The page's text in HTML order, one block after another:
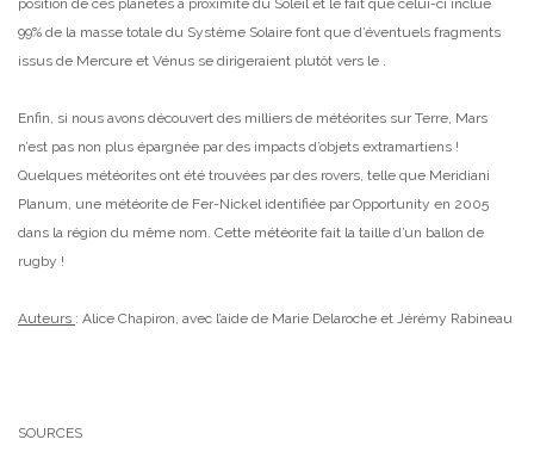
position de ces planètes à proximité du Soleil et le fait que celui-ci inclue
99% de la masse totale du Système Solaire font que d’éventuels fragments
issus de Mercure et Vénus se dirigeraient plutôt vers le .
Enfin, si nous avons découvert des milliers de météorites sur Terre, Mars
n’est pas non plus épargnée par des impacts d’objets extramartiens !
Quelques météorites ont été trouvées par des rovers, telle que Meridiani
Planum, une météorite de Fer-Nickel identifiée par Opportunity en 2005
dans la région du même nom. Cette météorite fait la taille d’un ballon de
rugby !
Auteurs : Alice Chapiron, avec l’aide de Marie Delaroche et Jérémy Rabineau
SOURCES